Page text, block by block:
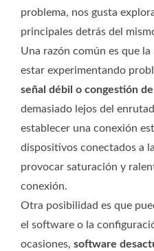
problema, nos gusta
principales detrás del
Una razón común es que
estar experimentando
señal débil o congestión
demasiado lejos del
establecer una conexión
dispositivos conectados a
provocar saturación y
conexión.
Otra posibilidad es que
el software o la
ocasiones, software